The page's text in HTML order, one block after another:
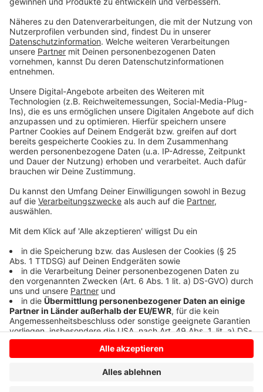
Im Kreis Borken setzen bereits mehrere Vereine auf
Kunstrasenplätze. Erst Anfang der Woche wurde beim
DJK Barlo ein neuer Kunstrasenplatz eröffnet, der
nach nur dreieinhalb Monaten Bauzeit fertiggestellt
wurde. Der moderne, sandverfüllte Platz ersetzt dort
den bisherigen Ascheplatz und ermöglicht mit LED-
Flutlicht ganzjährigen Trainings- und Spielbetrieb.
"Was Sie hier sehen ist das Ergebnis guter
Planung und harter Arbeit",
Eröffnung in Barlo.
Anzeige